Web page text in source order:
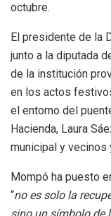
octubre.
El presidente de la
junto a la diputada
de la institución
en los actos
el entorno del
Hacienda, Laura
municipal y vecinos
Mompó ha puesto
“no es solo la